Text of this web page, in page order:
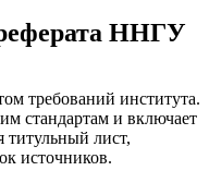
ННГУ
требований института.
стандартам и включает
титульный лист,
источников.